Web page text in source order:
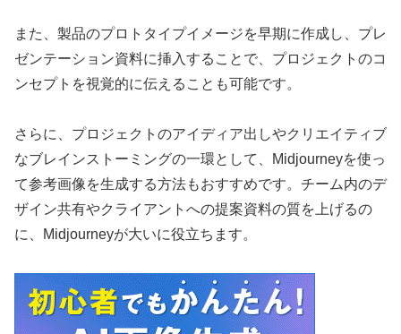
また、製品のプロトタイプイメージを早期に作成し、プレ
ゼンテーション資料に挿入することで、プロジェクトのコ
ンセプトを視覚的に伝えることも可能です。
さらに、プロジェクトのアイディア出しやクリエイティブ
なブレインストーミングの一環として、Midjourneyを使っ
て参考画像を生成する方法もおすすめです。チーム内のデ
ザイン共有やクライアントへの提案資料の質を上げるの
に、Midjourneyが大いに役立ちます。